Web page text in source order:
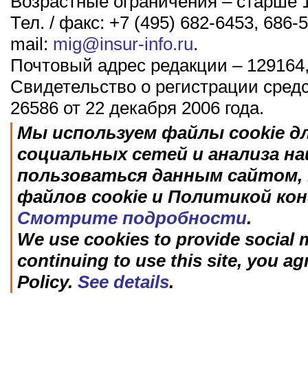
Тел. / факс: +7 (495) 682-6453, 686-
mail: mig@insur-info.ru.
Почтовый адрес редакции –
Свидетельство о регистрации
26586 от 22 декабря 2006 года.
Мы используем файлы cookie
социальных сетей и анализа
пользоваться данным
файлов cookie и Политикой
Смотрите подробности.
We use cookies to provide social
continuing to use this site, you
Policy. See details.